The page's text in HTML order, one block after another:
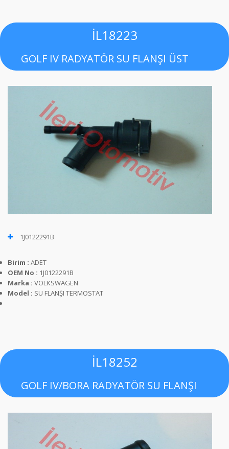
İL18223
GOLF IV RADYATÖR SU FLANŞI ÜST
1J0122291B
Birim : ADET
OEM No : 1J0122291B
Marka : VOLKSWAGEN
Model : SU FLANŞI TERMOSTAT
İL18252
GOLF IV/BORA RADYATÖR SU FLANŞI